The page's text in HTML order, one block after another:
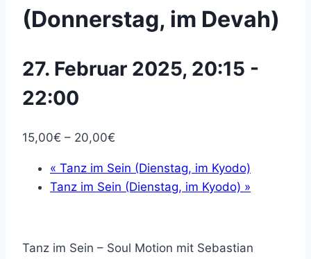
(Donnerstag, im Devah)
27. Februar 2025, 20:15 -
22:00
15,00€ – 20,00€
« Tanz im Sein (Dienstag, im Kyodo)
Tanz im Sein (Dienstag, im Kyodo) »
Tanz im Sein – Soul Motion mit Sebastian